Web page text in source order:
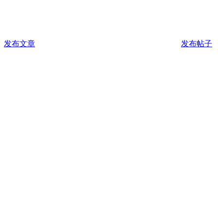
发布文章 发布帖子